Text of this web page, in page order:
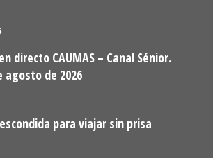
directo CAUMAS – Canal Sénior.
agosto de 2026
para viajar sin prisa